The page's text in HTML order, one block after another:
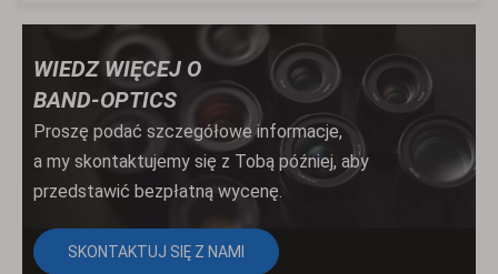
WIEDZ WIĘCEJ O
BAND-OPTICS
Proszę podać szczegółowe informacje,
a my skontaktujemy się z Tobą później, aby
przedstawić bezpłatną wycenę.
SKONTAKTUJ SIĘ Z NAMI